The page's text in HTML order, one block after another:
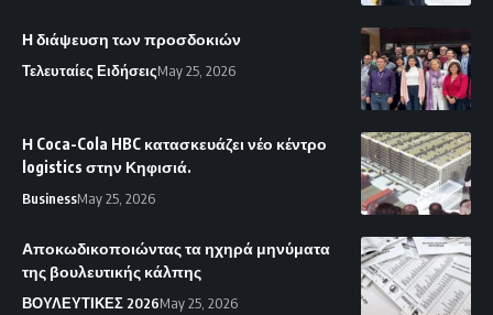
Η διάψευση των προσδοκιών
Τελευταίες ΕιδήσειςMay 25, 2026
Η Coca-Cola HBC κατασκευάζει νέο κέντρο
logistics στην Κηφισιά.
BusinessMay 25, 2026
Αποκωδικοποιώντας τα ηχηρά μηνύματα
της βουλευτικής κάλπης
ΒΟΥΛΕΥΤΙΚΕΣ 2026May 25, 2026